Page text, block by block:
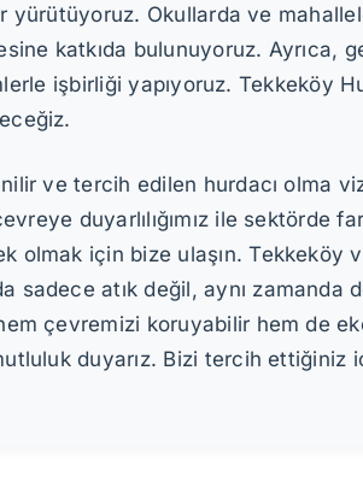
Okullarda ve
katkıda bulunuyoruz. Ayrıca,
işbirliği yapıyoruz. Tekkeköy
ve tercih edilen hurdacı olma
duyarlılığımız ile sektörde
olmak için bize ulaşın. Tekkeköy
sadece atık değil, aynı
çevremizi koruyabilir hem de
duyarız. Bizi tercih ettiğiniz